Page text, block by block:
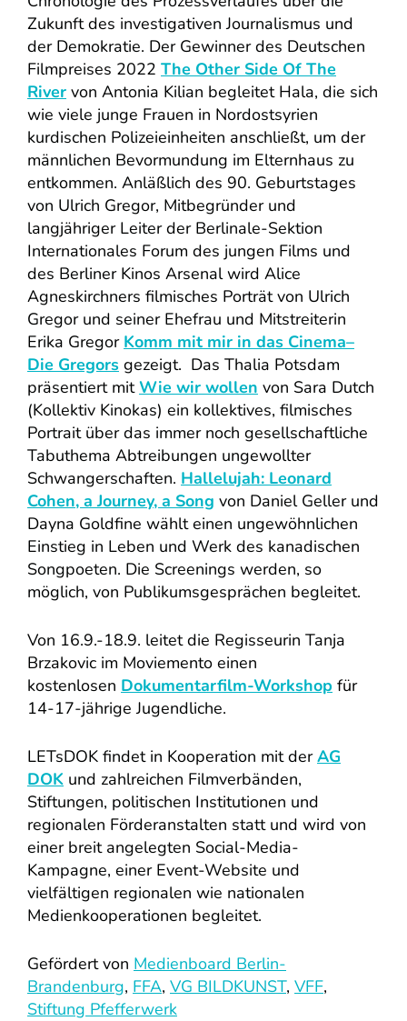
Zukunft des investigativen Journalismus und
der Demokratie. Der Gewinner des Deutschen
Filmpreises 2022 The Other Side Of The
River von Antonia Kilian begleitet Hala, die sich
wie viele junge Frauen in Nordostsyrien
kurdischen Polizeieinheiten anschließt, um der
männlichen Bevormundung im Elternhaus zu
entkommen. Anläßlich des 90. Geburtstages
von Ulrich Gregor, Mitbegründer und
langjähriger Leiter der Berlinale-Sektion
Internationales Forum des jungen Films und
des Berliner Kinos Arsenal wird Alice
Agneskirchners filmisches Porträt von Ulrich
Gregor und seiner Ehefrau und Mitstreiterin
Erika Gregor Komm mit mir in das Cinema–
Die Gregors gezeigt. Das Thalia Potsdam
präsentiert mitWie wir wollen von Sara Dutch
(Kollektiv Kinokas) ein kollektives, filmisches
Portrait über das immer noch gesellschaftliche
Tabuthema Abtreibungen ungewollter
Schwangerschaften. Hallelujah: Leonard
Cohen, a Journey, a Song von Daniel Geller und
Dayna Goldfine wählt einen ungewöhnlichen
Einstieg in Leben und Werk des kanadischen
Songpoeten. Die Screenings werden, so
möglich, von Publikumsgesprächen begleitet.
Von 16.9.-18.9. leitet die Regisseurin Tanja
Brzakovic im Moviemento einen
kostenlosen Dokumentarfilm-Workshop für
14-17-jährige Jugendliche.
LETsDOK findet in Kooperation mit derAG
DOK und zahlreichen Filmverbänden,
Stiftungen, politischen Institutionen und
regionalen Förderanstalten statt und wird von
einer breit angelegten Social-Media-
Kampagne, einer Event-Website und
vielfältigen regionalen wie nationalen
Medienkooperationen begleitet.
Gefördert von Medienboard Berlin-
Brandenburg, FFA, VG BILDKUNST, VFF,
Stiftung Pfefferwerk